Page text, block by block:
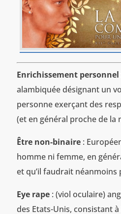
Enrichissement personnel
alambiquée désignant un
personne exerçant des
(et en général proche de la
Être non-binaire:
homme ni femme, en
et qu’il faudrait
Eye rape: (viol oculaire)
des Etats-Unis, consistant